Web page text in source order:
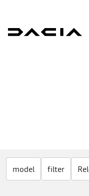
model filter
GENIET ERVAN!